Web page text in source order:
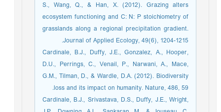
S., Wang, Q., & Han, X. (2012). Grazing alters
ecosystem functioning and C: N: P stoichiometry of
grasslands along a regional precipitation gradient.
Journal of Applied Ecology, 49(6), 1204-1215.
Cardinale, B.J., Duffy, J.E., Gonzalez, A., Hooper,
D.U., Perrings, C., Venail, P., Narwani, A., Mace,
G.M., Tilman, D., & Wardle, D.A. (2012). Biodiversity
loss and its impact on humanity. Nature, 486, 59.
Cardinale, B.J., Srivastava, D.S., Duffy, J.E., Wright,